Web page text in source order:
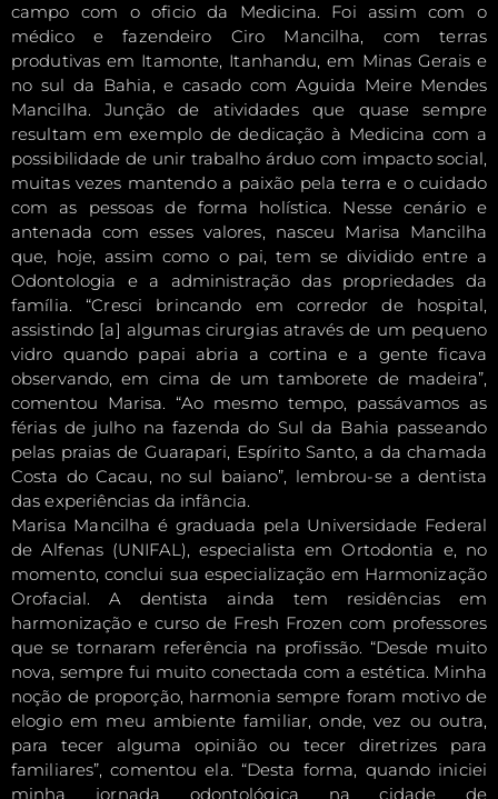
campo com o oficio da Medicina. Foi assim com o
médico e fazendeiro Ciro Mancilha, com terras
produtivas em Itamonte, Itanhandu, em Minas Gerais e
no sul da Bahia, e casado com Aguida Meire Mendes
Mancilha. Junção de atividades que quase sempre
resultam em exemplo de dedicação à Medicina com a
possibilidade de unir trabalho árduo com impacto social,
muitas vezes mantendo a paixão pela terra e o cuidado
com as pessoas de forma holística. Nesse cenário e
antenada com esses valores, nasceu Marisa Mancilha
que, hoje, assim como o pai, tem se dividido entre a
Odontologia e a administração das propriedades da
família. “Cresci brincando em corredor de hospital,
assistindo [a] algumas cirurgias através de um pequeno
vidro quando papai abria a cortina e a gente ficava
observando, em cima de um tamborete de madeira”,
comentou Marisa. “Ao mesmo tempo, passávamos as
férias de julho na fazenda do Sul da Bahia passeando
pelas praias de Guarapari, Espírito Santo, a da chamada
Costa do Cacau, no sul baiano”, lembrou-se a dentista
das experiências da infância.
Marisa Mancilha é graduada pela Universidade Federal
de Alfenas (UNIFAL), especialista em Ortodontia e, no
momento, conclui sua especialização em Harmonização
Orofacial. A dentista ainda tem residências em
harmonização e curso de Fresh Frozen com professores
que se tornaram referência na profissão. “Desde muito
nova, sempre fui muito conectada com a estética. Minha
noção de proporção, harmonia sempre foram motivo de
elogio em meu ambiente familiar, onde, vez ou outra,
para tecer alguma opinião ou tecer diretrizes para
familiares”, comentou ela. “Desta forma, quando iniciei
minha jornada odontológica na cidade de